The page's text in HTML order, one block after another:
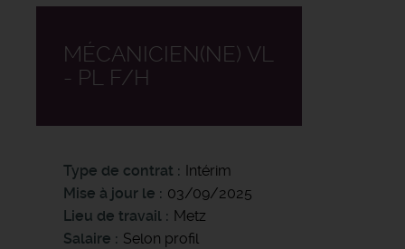
MÉCANICIEN(NE) VL
- PL F/H
Type de contrat
Intérim
Mise à jour le
03/09/2025
Lieu de travail
Metz
Salaire
Selon profil